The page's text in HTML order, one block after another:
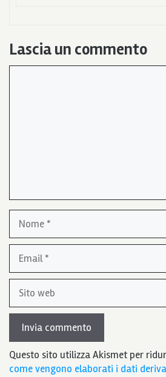
Lascia un commento
web
Questo sito utilizza Akismet per
come vengono elaborati i dati